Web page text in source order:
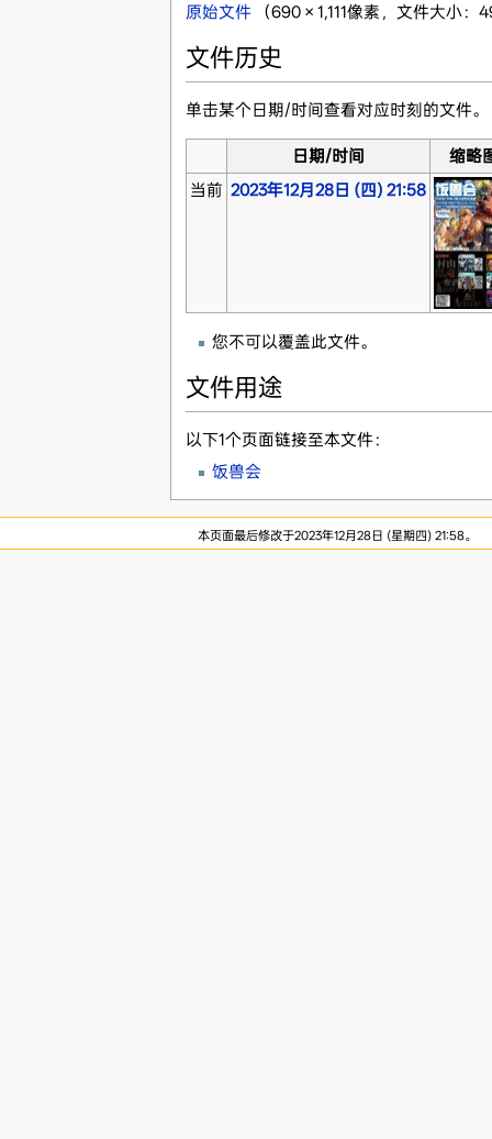
原始文件‎ （690 × 1,111像素，文件大小
文件历史
单击某个日期/时间查看对应时刻的文件。
日期/时间
缩略
当前 2023年12月28日 (四) 21:58
您不可以覆盖此文件。
文件用途
以下1个页面链接至本文件：
饭兽会
本页面最后修改于2023年12月28日 (星期四) 21:58。